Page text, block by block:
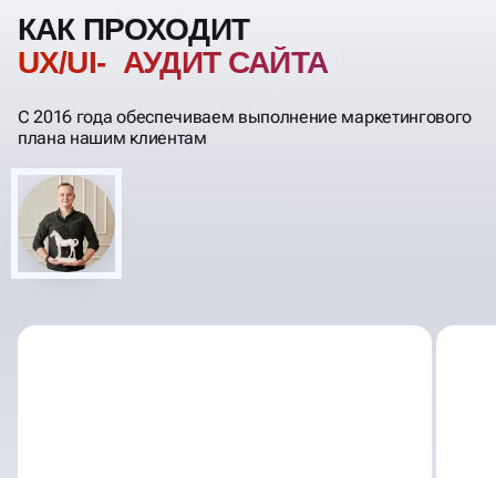
КАК ПРОХОДИТ
UX/UI- АУДИТ САЙТА
С 2016 года обеспечиваем выполнение маркетингового
плана нашим клиентам